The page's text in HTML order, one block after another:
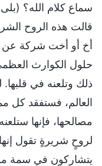
سماع كلام الله؟
قالت هذه الروح
أخ أو أخت شركة عن
حلول الكوارث
ذلك وتلعنه في قلبها.
العالم، فستفقد كل
مصالحها، فإنها
لروحٍ شريرةٍ تقول
يتشاركون في سمة